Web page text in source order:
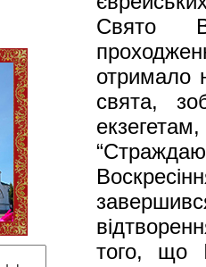
Свято
отримало
свята,
того, що